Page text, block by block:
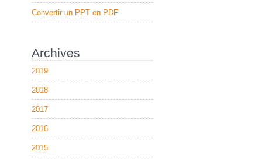
Convertir un PPT en PDF
Archives
2019
2018
2017
2016
2015